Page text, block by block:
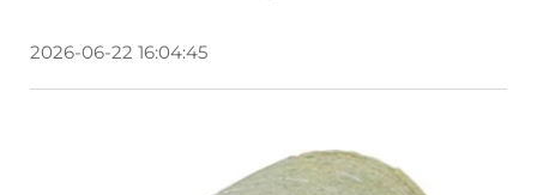
2026-06-22 16:04:45